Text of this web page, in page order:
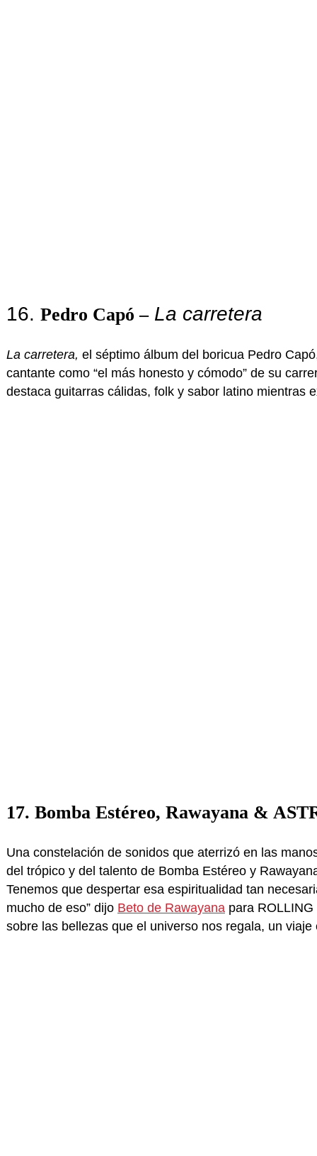
16. Pedro Capó – La carretera
La carretera, el séptimo álbum del boricua Pedro
cantante como “el más honesto y cómodo” de su
destaca guitarras cálidas, folk y sabor latino mientras
17. Bomba Estéreo, Rawayana &
Una constelación de sonidos que aterrizó en las
del trópico y del talento de Bomba Estéreo y
Tenemos que despertar esa espiritualidad tan
mucho de eso” dijo Beto de Rawayanapara ROLLING
sobre las bellezas que el universo nos regala, un